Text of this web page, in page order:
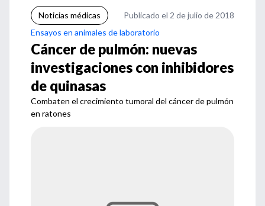
Noticias médicas
Publicado el 2 de julio de 2018
Ensayos en animales de laboratorio
Cáncer de pulmón: nuevas
investigaciones con inhibidores
de quinasas
Combaten el crecimiento tumoral del cáncer de pulmón
en ratones